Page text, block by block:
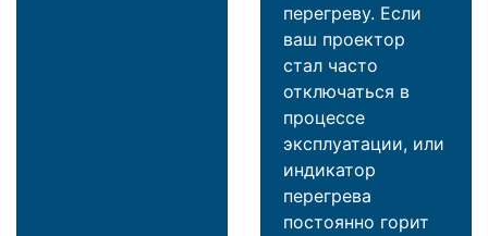
перегреву. Если
ваш проектор
стал часто
отключаться в
процессе
эксплуатации, или
индикатор
перегрева
постоянно горит